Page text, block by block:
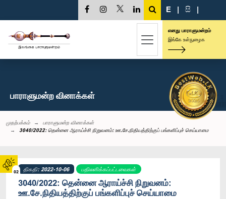
02
E | සි |
எனது பாராளுமன்றம்
இங்கே உள்நுழைக
பாராளுமன்ற வினாக்கள்
முதற்பக்கம்
பாராளுமன்ற வினாக்கள்
3040/2022: தென்னை ஆராய்ச்சி நிறுவனம்: ஊ.சே.நிதியத்திற்குப் பங்களிப்புச் செய்யாமை
திகதி: 2022-10-06 பதிலளிக்கப்பட்டவைகள்
3040/2022: தென்னை ஆராய்ச்சி நிறுவனம்:
ஊ.சே.நிதியத்திற்குப் பங்களிப்புச் செய்யாமை